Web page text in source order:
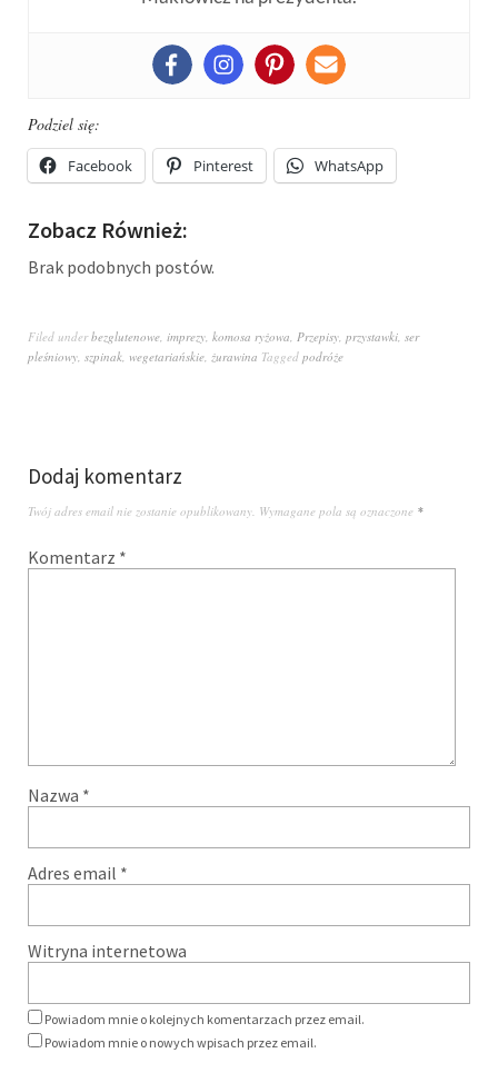
Podziel się:
Facebook Pinterest WhatsApp
Zobacz Również:
Brak podobnych postów.
Filed underbezglutenowe imprezy komosa ryżowa Przepisy przystawki ser
pleśniowy szpinak wegetariańskie żurawina Tagged podróże
Dodaj komentarz
Twój adres email nie zostanie opublikowany. Wymagane pola są oznaczone *
Komentarz *
Nazwa *
Adres email *
Witryna internetowa
Powiadom mnie o kolejnych komentarzach przez email.
Powiadom mnie o nowych wpisach przez email.